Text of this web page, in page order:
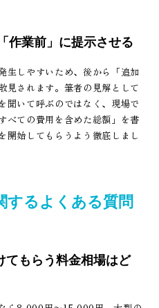
作業前」に提示させる
生しやすいため、後から「追加
見されます。筆者の見解として
聞いて呼ぶのではなく、現場で
べての費用を含めた総額」を書
開始してもらうよう徹底しまし
するよくある質問
てもらう料金相場はど